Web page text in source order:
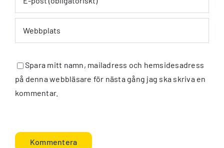
Spara mitt namn, mailadress och hemsidesadress
på denna webbläsare för nästa gång jag ska skriva en
kommentar.